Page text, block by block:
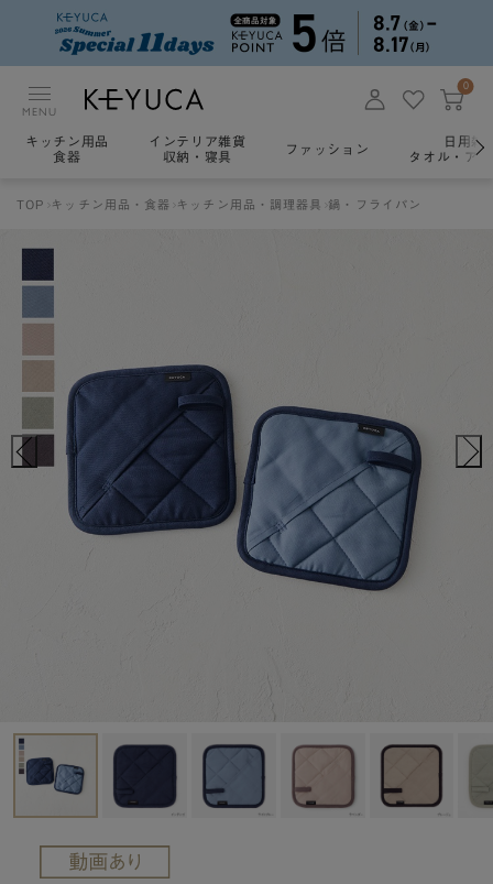
MENU
0
キッチン用品
食器
インテリア雑貨
収納・寝具
ファッション
日用雑
タオル・ア
TOP キッチン用品・食器 キッチン用品・調理器具 鍋・フライパン